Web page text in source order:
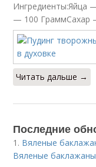
Ингредиенты:Яйца
— 100 ГраммСахар
Читать дальше →
Последние
1. Вяленые
Вяленые